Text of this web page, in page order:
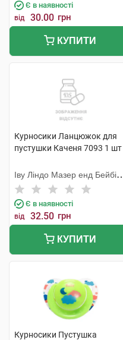
Є в наявності
від 30.00 грн
КУПИТИ
Курносики Ланцюжок для
пустушки Каченя 7093 1 шт
Іву Ліндо Мазер енд Бейбі
Продактс
Є в наявності
від 32.50 грн
КУПИТИ
Курносики Пустушка